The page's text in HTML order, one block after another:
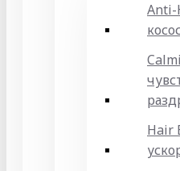
Anti-
Hair